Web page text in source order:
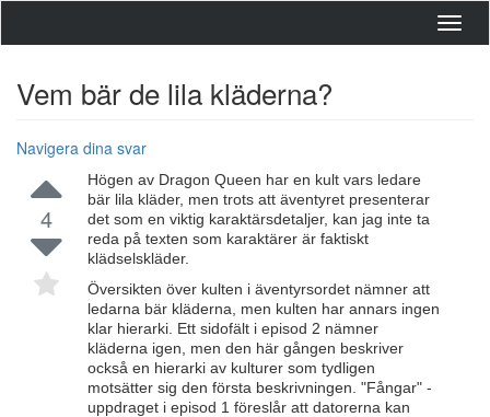
Vem bär de lila kläderna?
Navigera dina svar
4
Högen av Dragon Queen har en kult vars ledare
bär lila kläder, men trots att äventyret presenterar
det som en viktig karaktärsdetaljer, kan jag inte ta
reda på texten som karaktärer är faktiskt
klädselskläder.
Översikten över kulten i äventyrsordet nämner att
ledarna bär kläderna, men kulten har annars ingen
klar hierarki. Ett sidofält i episod 2 nämner
kläderna igen, men den här gången beskriver
också en hierarki av kulturer som tydligen
motsätter sig den första beskrivningen. "Fångar" -
uppdraget i episod 1 föreslår att datorerna kan